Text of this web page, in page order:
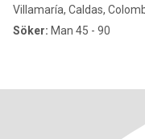
Villamaría, Caldas,
Söker: Man 45 - 90